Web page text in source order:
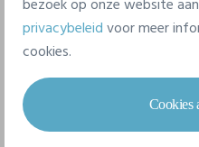
Eigenschappen
Merk
C.g. Workwear
bezoek op onze website
privacybeleidvoor meer
cookies.
Cookies